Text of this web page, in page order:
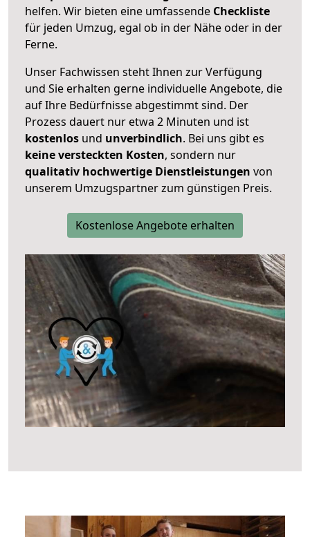
helfen. Wir bieten eine umfassende Checkliste
für jeden Umzug, egal ob in der Nähe oder in der
Ferne.
Unser Fachwissen steht Ihnen zur Verfügung
und Sie erhalten gerne individuelle Angebote, die
auf Ihre Bedürfnisse abgestimmt sind. Der
Prozess dauert nur etwa 2 Minuten und ist
kostenlos und unverbindlich. Bei uns gibt es
keine versteckten Kosten, sondern nur
qualitativ hochwertige Dienstleistungen von
unserem Umzugspartner zum günstigen Preis.
Kostenlose Angebote erhalten